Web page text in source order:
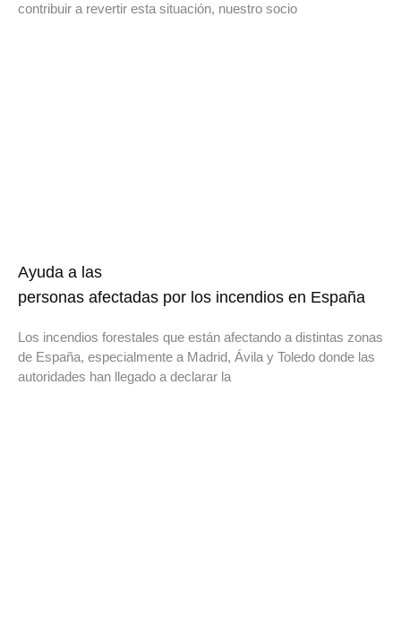
contribuir a revertir esta situación, nuestro socio
Ayuda a las
personas afectadas por los incendios en España
Los incendios forestales que están afectando a distintas zonas
de España, especialmente a Madrid, Ávila y Toledo donde las
autoridades han llegado a declarar la